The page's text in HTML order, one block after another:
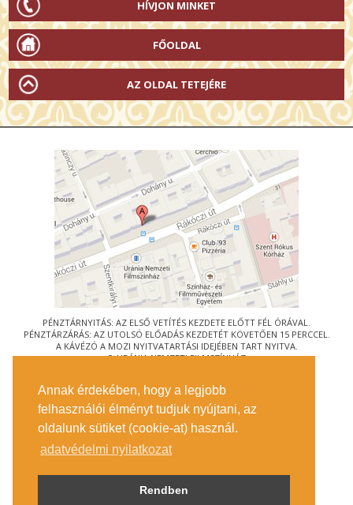
Annak érdekében, hogy a legjobb
felhasználói élményt tudjuk nyújtani, az
oldalunk sütiket (cookie-at) használ.
adatvédelmi nyilatkozat
Rendben
HÍVJON MINKET
FŐOLDAL
AZ OLDAL TETEJÉRE
PÉNZTÁRNYITÁS: AZ ELSŐ VETÍTÉS KEZDETE ELŐTT FÉL ÓRÁVAL.
PÉNZTÁRZÁRÁS: AZ UTOLSÓ ELŐADÁS KEZDETÉT KÖVETŐEN 15 PERCCEL.
A KÁVÉZÓ A MOZI NYITVATARTÁSI IDEJÉBEN TART NYITVA.
© URÁNIA NEMZETI FILMSZÍNHÁZ
1088 BUDAPEST, RÁKÓCZI ÚT 21.
MEGKÖZELÍTÉS
JEGYINFORMÁCIÓ
ÍRJON NEKÜNK!
KÖZÉRDEKŰ ADATOK